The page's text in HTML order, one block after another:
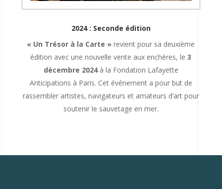
2024 : Seconde édition
« Un Trésor à la Carte » revient pour sa deuxième
édition avec une nouvelle vente aux enchères, le3
décembre 2024à la Fondation Lafayette
Anticipations à Paris. Cet événement a pour but de
rassembler artistes, navigateurs et amateurs d’art pour
soutenir le sauvetage en mer.